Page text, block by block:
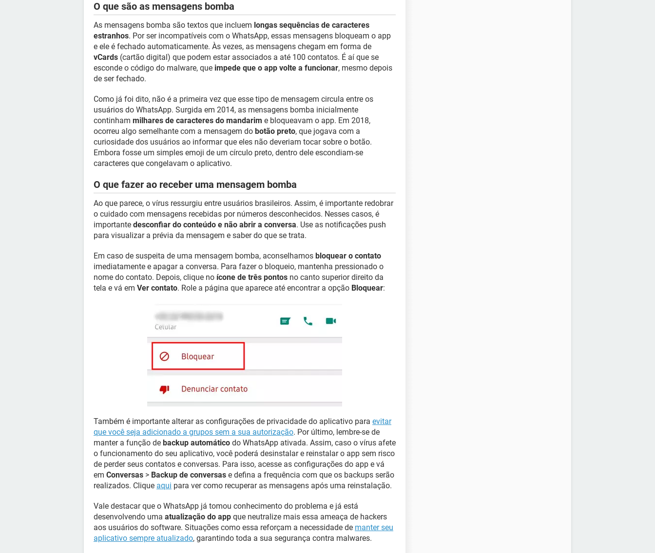
O que são as mensagens bomba
As mensagens bomba são textos que incluem longas sequências de caracteres
estranhos. Por ser incompatíveis com o WhatsApp, essas mensagens bloqueam o app
e ele é fechado automaticamente. Às vezes, as mensagens chegam em forma de
vCards (cartão digital) que podem estar associados a até 100 contatos. É aí que se
esconde o código do malware, que impede que o app volte a funcionar, mesmo depois
de ser fechado.
Como já foi dito, não é a primeira vez que esse tipo de mensagem circula entre os
usuários do WhatsApp. Surgida em 2014, as mensagens bomba inicialmente
continham milhares de caracteres do mandarim e bloqueavam o app. Em 2018,
ocorreu algo semelhante com a mensagem do botão preto, que jogava com a
curiosidade dos usuários ao informar que eles não deveriam tocar sobre o botão.
Embora fosse um simples emoji de um círculo preto, dentro dele escondiam-se
caracteres que congelavam o aplicativo.
O que fazer ao receber uma mensagem bomba
Ao que parece, o vírus ressurgiu entre usuários brasileiros. Assim, é importante redobrar
o cuidado com mensagens recebidas por números desconhecidos. Nesses casos, é
importante desconfiar do conteúdo e não abrir a conversa. Use as notificações push
para visualizar a prévia da mensagem e saber do que se trata.
Em caso de suspeita de uma mensagem bomba, aconselhamos bloquear o contato
imediatamente e apagar a conversa. Para fazer o bloqueio, mantenha pressionado o
nome do contato. Depois, clique no ícone de três pontos no canto superior direito da
tela e vá em Ver contato. Role a página que aparece até encontrar a opção Bloquear:
Também é importante alterar as configurações de privacidade do aplicativo para evitar
que você seja adicionado a grupos sem a sua autorização. Por último, lembre-se de
manter a função de backup automático do WhatsApp ativada. Assim, caso o vírus afete
o funcionamento do seu aplicativo, você poderá desinstalar e reinstalar o app sem risco
de perder seus contatos e conversas. Para isso, acesse as configurações do app e vá
em Conversas > Backup de conversas e defina a frequência com que os backups serão
realizados. Clique aqui para ver como recuperar as mensagens após uma reinstalação.
Vale destacar que o WhatsApp já tomou conhecimento do problema e já está
desenvolvendo uma atualização do app que neutralize mais essa ameaça de hackers
aos usuários do software. Situações como essa reforçam a necessidade de manter seu
aplicativo sempre atualizado, garantindo toda a sua segurança contra malwares.